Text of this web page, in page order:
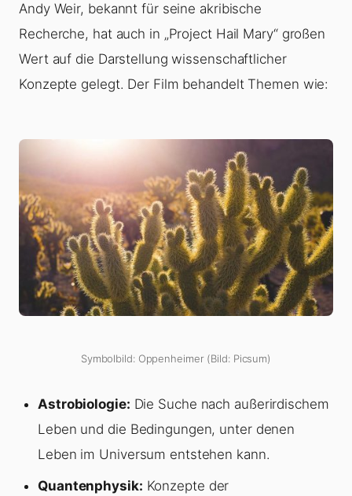
Andy Weir, bekannt für seine akribische
Recherche, hat auch in „Project Hail Mary“ großen
Wert auf die Darstellung wissenschaftlicher
Konzepte gelegt. Der Film behandelt Themen wie:
Symbolbild: Oppenheimer (Bild: Picsum)
Astrobiologie: Die Suche nach außerirdischem
Leben und die Bedingungen, unter denen
Leben im Universum entstehen kann.
Quantenphysik: Konzepte der